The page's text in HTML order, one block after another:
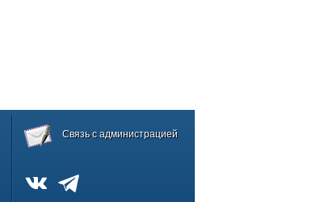
Связь с администрацией